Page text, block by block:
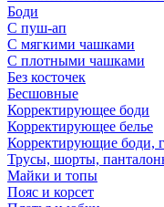
Боди
С пуш-ап
С мягкими чашками
С плотными чашками
Без косточек
Бесшовные
Корректирующее боди
Корректирующее белье
Корректирующие боди,
Трусы, шорты,
Майки и топы
Пояс и корсет